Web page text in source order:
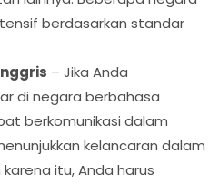
berdasarkan standar
– Jika Anda
di negara berbahasa
berkomunikasi dalam
kelancaran dalam
itu, Anda harus